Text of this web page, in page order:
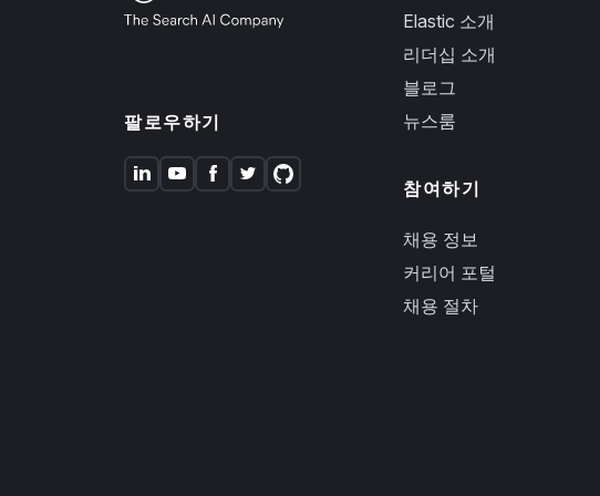
팔로우하기
Elastic 소개
리더십 소개
블로그
뉴스룸
참여하기
채용 정보
커리어 포털
채용 절차